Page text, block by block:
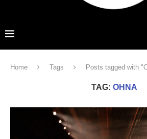
Home Tags Posts tagged with
TAG: OHNA